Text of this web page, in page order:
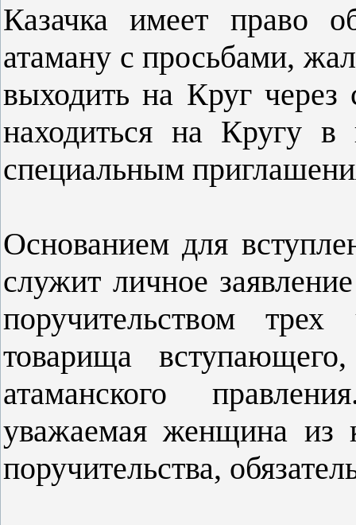
Казачка имеет право
атаману с просьбами,
выходить на Круг через
находиться на Кругу в
специальным
Основанием для
служит личное
поручительством
товарища
атаманского
уважаемая женщина из
поручительства,